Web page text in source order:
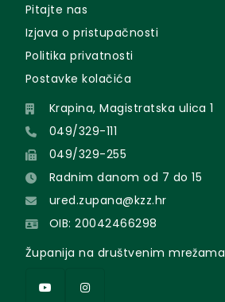
Pitajte nas
Izjava o pristupačnosti
Politika privatnosti
Postavke kolačića
Krapina, Magistratska ulica 1
049/329-111
049/329-255
Radnim danom od 7 do 15
ured.zupana@kzz.hr
OIB: 20042466298
Županija na društvenim mrežama